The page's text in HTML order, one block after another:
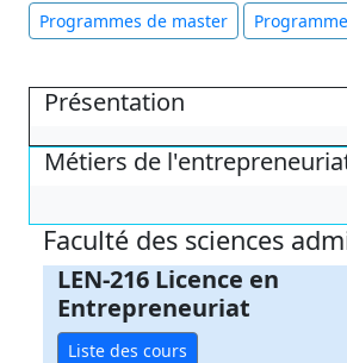
Programmes de master
Présentation
Métiers de
Faculté des sciences
LEN-216 Licence en
Entrepreneuriat
Liste des cours